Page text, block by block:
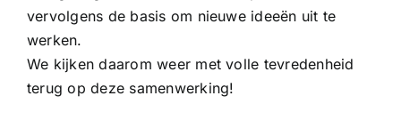
vervolgens de basis om nieuwe ideeën uit te
werken.
We kijken daarom weer met volle tevredenheid
terug op deze samenwerking!